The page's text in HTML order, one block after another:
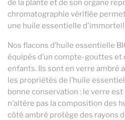
de la plante et de son organe
chromatographie vérifiée
une huile essentielle
Nos flacons d’huile essentielle
équipés d’un compte-gouttes et
enfants. Ils sont en verre ambré
les propriétés de l’huile
bonne conservation : le verre
n’altère pas la composition des
côté ambré protège des rayons